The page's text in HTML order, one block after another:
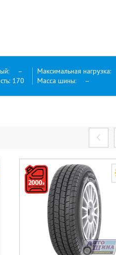
–
170
Максимальная
Масса шины: –